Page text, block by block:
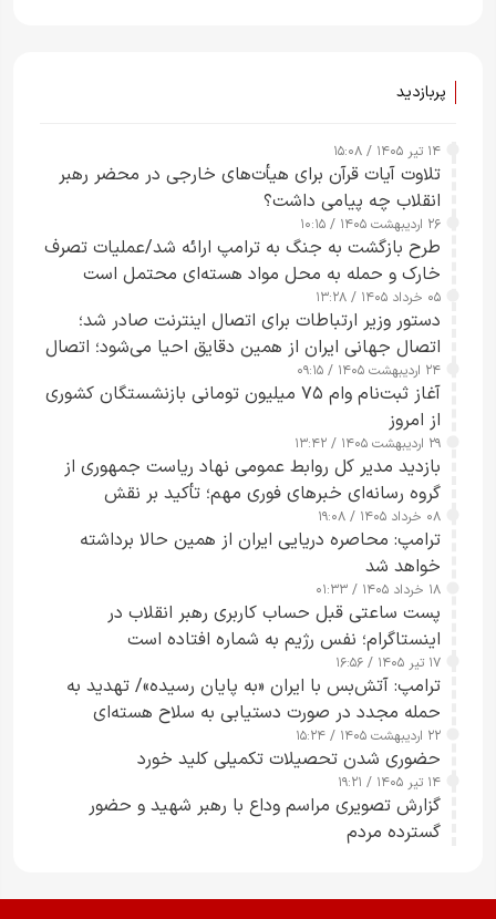
پربازدید
۱۴ تیر ۱۴۰۵ / ۱۵:۰۸
تلاوت آیات قرآن برای هیأت‌های خارجی در محضر رهبر
انقلاب چه پیامی داشت؟
۲۶ اردیبهشت ۱۴۰۵ / ۱۰:۱۵
طرح‌ بازگشت به جنگ به ترامپ ارائه شد/عملیات تصرف
خارک و حمله به محل مواد هسته‌ای محتمل است
۰۵ خرداد ۱۴۰۵ / ۱۳:۲۸
دستور وزیر ارتباطات برای اتصال اینترنت صادر شد؛
اتصال جهانی ایران از همین دقایق احیا می‌شود؛ اتصال
کامل مردم تا ۲۴ ساعت آینده
۲۴ اردیبهشت ۱۴۰۵ / ۰۹:۱۵
آغاز ثبت‌نام وام ۷۵ میلیون تومانی بازنشستگان کشوری
از امروز
۲۹ اردیبهشت ۱۴۰۵ / ۱۳:۴۲
بازدید مدیر کل روابط عمومی نهاد ریاست جمهوری از
گروه رسانه‌ای خبرهای فوری مهم؛ تأکید بر نقش
رسانه‌های هوشمند و مسئول در ارتقای آگاهی عمومی
۰۸ خرداد ۱۴۰۵ / ۱۹:۰۸
ترامپ: محاصره دریایی ایران از همین حالا برداشته
خواهد شد
۱۸ خرداد ۱۴۰۵ / ۰۱:۳۳
پست ساعتی قبل حساب کاربری رهبر انقلاب در
اینستاگرام؛ نفس رژیم به شماره افتاده است​
۱۷ تیر ۱۴۰۵ / ۱۶:۵۶
ترامپ: آتش‌بس با ایران «به پایان رسیده»/ تهدید به
حمله مجدد در صورت دستیابی به سلاح هسته‌ای
۲۲ اردیبهشت ۱۴۰۵ / ۱۵:۲۴
حضوری شدن تحصیلات تکمیلی کلید خورد
۱۴ تیر ۱۴۰۵ / ۱۹:۲۱
گزارش تصویری مراسم وداع با رهبر شهید و حضور
گسترده مردم